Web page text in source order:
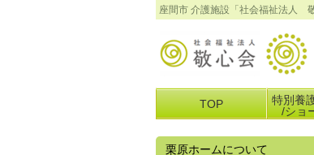
座間市 介護施設「社会福祉法人
TOP
特別養
/ショ
栗原ホームについて